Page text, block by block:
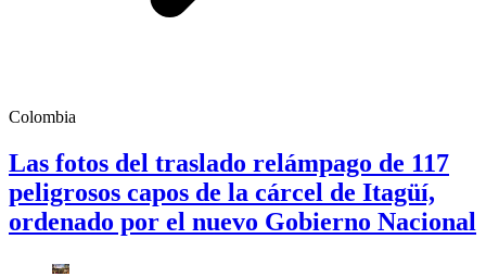
Colombia
Las fotos del traslado relámpago de 117
peligrosos capos de la cárcel de Itagüí,
ordenado por el nuevo Gobierno Nacional